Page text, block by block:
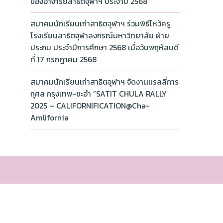
สมาคมนักเรียนเก่าสาธิตจุฬาฯ ร่วมพิธีไหว้ครู
โรงเรียนสาธิตจุฬาลงกรณ์มหาวิทยาลัย ฝ่าย
ประถม ประจำปีการศึกษา 2568 เมื่อวันพฤหัสบดี
ที่ 17 กรกฎาคม 2568
สมาคมนักเรียนเก่าสาธิตจุฬาฯ จัดงานแรลลี่การ
กุศล กรุงเทพ-ชะอำ “SATIT CHULA RALLY
2025 – CALIFORNIFICATION@Cha-
Amlifornia